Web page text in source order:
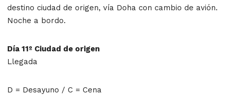
destino ciudad de origen, vía Doha con cambio de avión.
Noche a bordo.
Día 11º Ciudad de origen
Llegada
D = Desayuno / C = Cena